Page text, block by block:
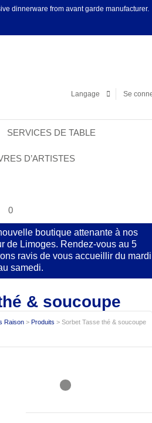
dinnerware from avant garde manufacturer.
Langage Se
SERVICES DE TABLE
D’ARTISTES
0
boutique attenante à nos
de Limoges. Rendez-vous au 5
ravis de vous accueillir du mardi
samedi.
& soucoupe
Raison > Produits > Sorbet Tasse thé & soucoupe